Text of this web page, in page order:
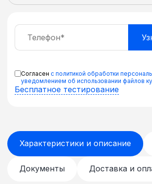
Согласен с политикой обработки
уведомлением об использовании файлов
Бесплатное тестирование
Характеристики и описание
Документы Доставка и